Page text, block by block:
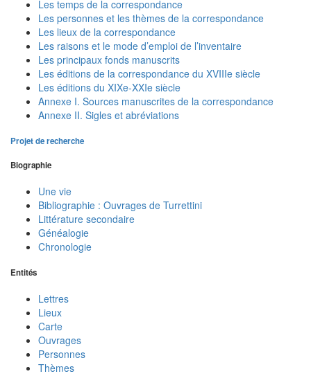
Les temps de la correspondance
Les personnes et les thèmes de la correspondance
Les lieux de la correspondance
Les raisons et le mode d’emploi de l’inventaire
Les principaux fonds manuscrits
Les éditions de la correspondance du XVIIIe siècle
Les éditions du XIXe-XXIe siècle
Annexe I. Sources manuscrites de la correspondance
Annexe II. Sigles et abréviations
Projet de recherche
Biographie
Une vie
Bibliographie : Ouvrages de Turrettini
Littérature secondaire
Généalogie
Chronologie
Entités
Lettres
Lieux
Carte
Ouvrages
Personnes
Thèmes